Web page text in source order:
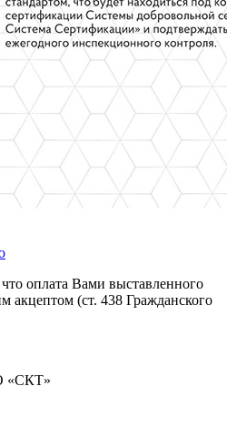
оплата Вами выставленного
акцептом (ст. 438 Гражданского
«СКТ»